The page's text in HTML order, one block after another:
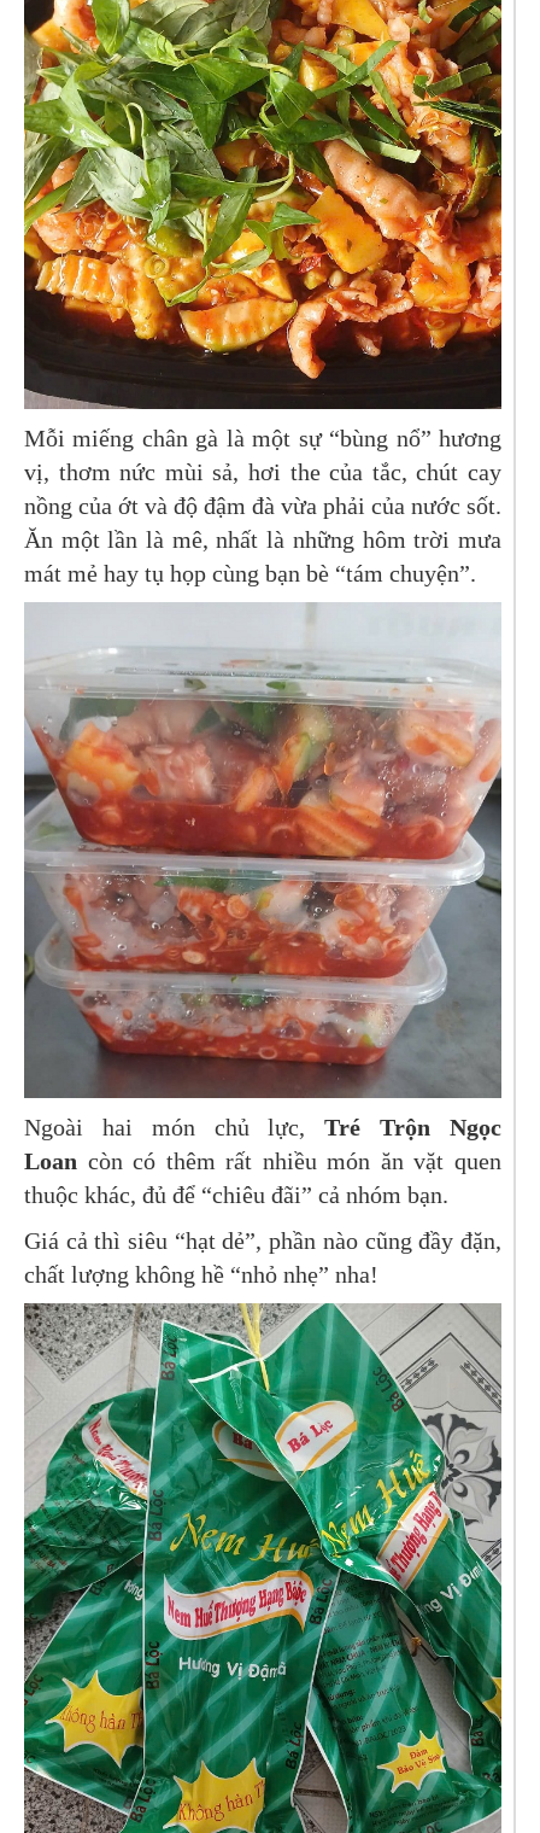
Mỗi miếng chân gà là một sự “bùng nổ” hương
vị, thơm nức mùi sả, hơi the của tắc, chút cay
nồng của ớt và độ đậm đà vừa phải của nước sốt.
Ăn một lần là mê, nhất là những hôm trời mưa
mát mẻ hay tụ họp cùng bạn bè “tám chuyện”.
Ngoài hai món chủ lực,Tré Trộn Ngọc
Loan còn có thêm rất nhiều món ăn vặt quen
thuộc khác, đủ để “chiêu đãi” cả nhóm bạn.
Giá cả thì siêu “hạt dẻ”, phần nào cũng đầy đặn,
chất lượng không hề “nhỏ nhẹ” nha!